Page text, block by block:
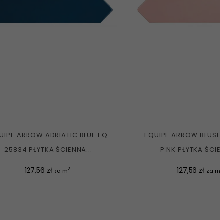
ARROW ADRIATIC BLUE EQ
25834 PŁYTKA ŚCIENNA...
Cena
127,56 zł za m2
EQUIPE ARROW
PINK PŁYTKA
Cena
127,56 zł za m